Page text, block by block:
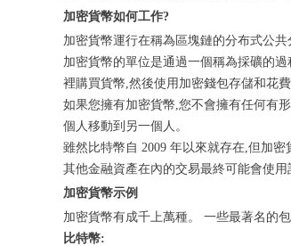
加密貨幣如何工作?
加密貨幣運行在稱為區塊鏈的分布式公
加密貨幣的單位是通過一個稱為採礦的
裡購買貨幣,然後使用加密錢包存儲和花費
如果您擁有加密貨幣,您不會擁有任何有
個人移動到另一個人。
雖然比特幣自 2009 年以來就存在,但加
其他金融資產在內的交易最終可能會使用
加密貨幣示例
加密貨幣有成千上萬種。 一些最著名的
比特幣: